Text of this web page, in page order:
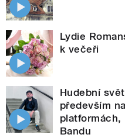
Lydie
k večeři
Hudební
především
platformách,
Bandu